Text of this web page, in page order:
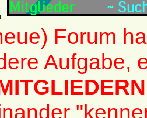
Forum
Aufgabe,